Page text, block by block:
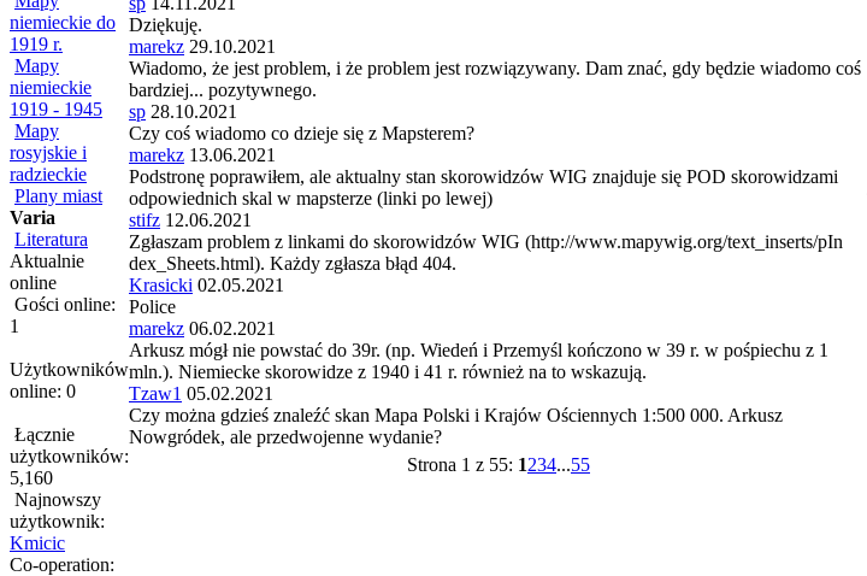
niemieckie do
1919 r.
Mapy
niemieckie
1919 - 1945
Mapy
rosyjskie i
radzieckie
Plany miast
Varia
Literatura
Aktualnie
online
Gości online:
1
Użytkowników
online: 0
Łącznie
użytkowników:
5,160
Najnowszy
użytkownik:
Kmicic
Co-operation:
Dziękuję.
marekz 29.10.2021
Wiadomo, że jest problem, i że problem jest rozwiązywany. Dam znać, gdy będzie wiadomo coś
bardziej... pozytywnego.
sp 28.10.2021
Czy coś wiadomo co dzieje się z Mapsterem?
marekz 13.06.2021
Podstronę poprawiłem, ale aktualny stan skorowidzów WIG znajduje się POD skorowidzami
odpowiednich skal w mapsterze (linki po lewej)
stifz 12.06.2021
Zgłaszam problem z linkami do skorowidzów WIG (http://www.mapywig.org/text_inserts/pIn
dex_Sheets.html). Każdy zgłasza błąd 404.
Krasicki 02.05.2021
Police
marekz 06.02.2021
Arkusz mógł nie powstać do 39r. (np. Wiedeń i Przemyśl kończono w 39 r. w pośpiechu z 1
mln.). Niemiecke skorowidze z 1940 i 41 r. również na to wskazują.
Tzaw1 05.02.2021
Czy można gdzieś znaleźć skan Mapa Polski i Krajów Ościennych 1:500 000. Arkusz
Nowgródek, ale przedwojenne wydanie?
Strona 1 z 55: 1234...55